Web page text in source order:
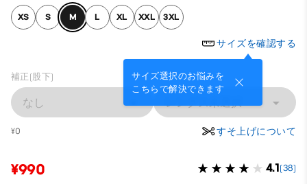
XS S M L XL XXL 3XL
サイズを確認する
サイズ選択のお悩みを
こちらで解決できます
補正(股下)
なし レングス未選択
¥0 すそ上げについて
¥990 4.1(38)